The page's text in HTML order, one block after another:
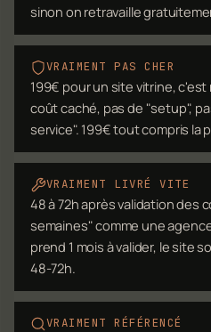
sinon on retravaille
VRAIMENT PAS CHER
199€ pour un site vitrine,
coût caché, pas de "setup",
service". 199€ tout compris la
VRAIMENT LIVRÉ VITE
48 à 72h après validation des
semaines" comme une
prend 1 mois à valider, le site
48-72h.
VRAIMENT RÉFÉRENCÉ